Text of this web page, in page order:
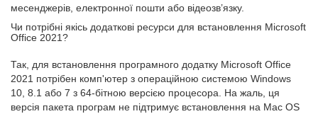
месенджерів, електронної пошти або відеозв’язку.
Чи потрібні якісь додаткові ресурси для встановлення Microsoft
Office 2021?
Так, для встановлення програмного додатку Microsoft Office
2021 потрібен комп'ютер з операційною системою Windows
10, 8.1 або 7 з 64-бітною версією процесора. На жаль, ця
версія пакета програм не підтримує встановлення на Mac OS